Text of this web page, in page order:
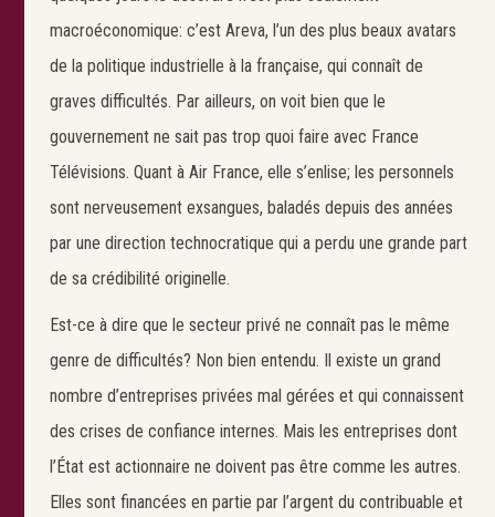
macroéconomique: c’est Areva, l’un des plus beaux avatars
de la politique industrielle à la française, qui connaît de
graves difficultés. Par ailleurs, on voit bien que le
gouvernement ne sait pas trop quoi faire avec France
Télévisions. Quant à Air France, elle s’enlise; les personnels
sont nerveusement exsangues, baladés depuis des années
par une direction technocratique qui a perdu une grande part
de sa crédibilité originelle.
Est-ce à dire que le secteur privé ne connaît pas le même
genre de difficultés? Non bien entendu. Il existe un grand
nombre d’entreprises privées mal gérées et qui connaissent
des crises de confiance internes. Mais les entreprises dont
l’État est actionnaire ne doivent pas être comme les autres.
Elles sont financées en partie par l’argent du contribuable et